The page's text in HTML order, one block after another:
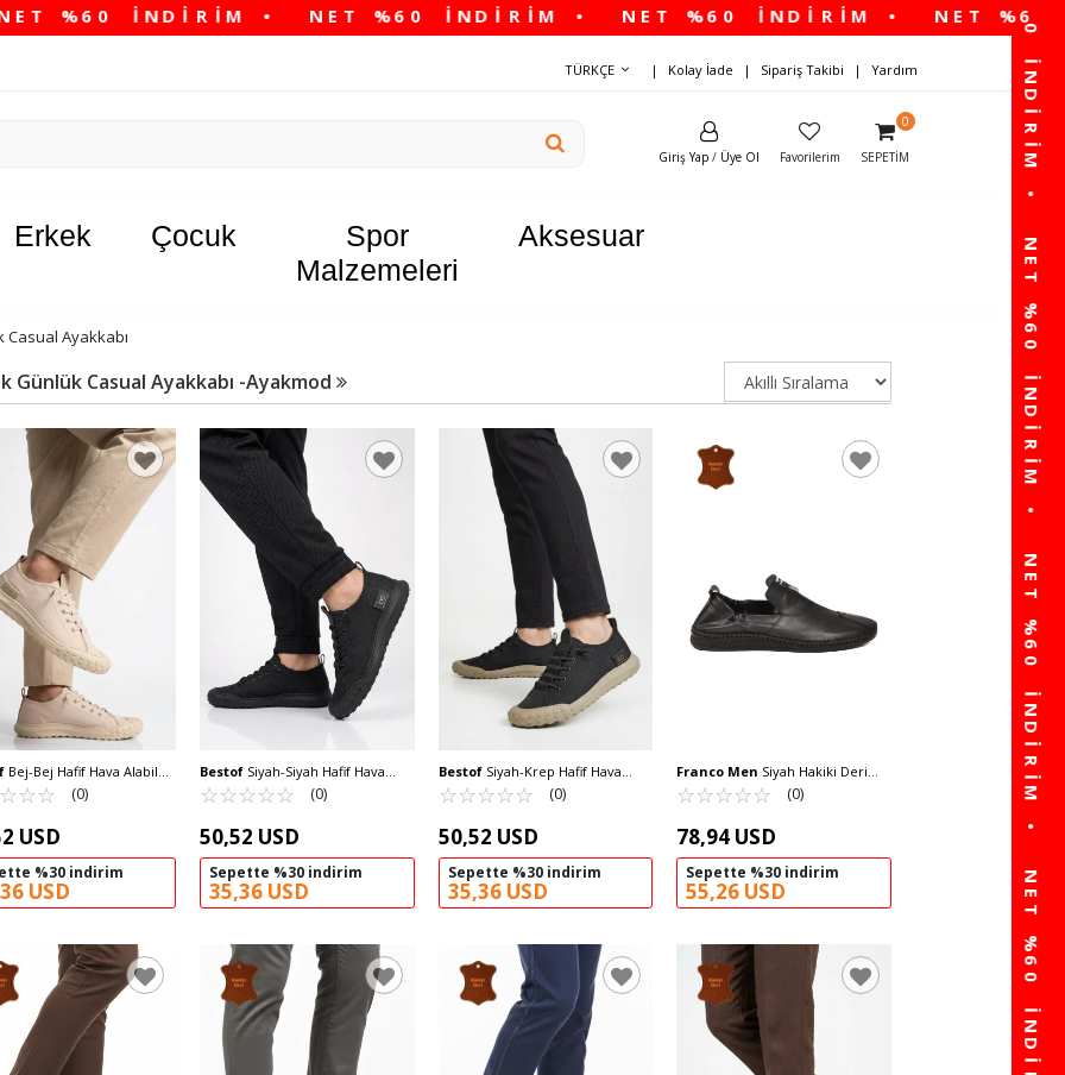
TÜRKÇE Kolay İade Sipariş Takibi Yardım
Giriş Yap / Üye Ol Favorilerim
0
SEPETIM
Erkek Çocuk
Spor
Malzemeleri
Aksesuar
Casual Ayakkabı
Günlük Casual Ayakkabı -Ayakmod
Bej-Bej Hafif Hava Alabilen
Günlük Ayakkabı
M
☆☆☆
★★★ (0)
USD
%30 indirim
USD
BestofSiyah-Siyah Hafif Hava
Alabilen Esnek Erkek Günlük
Ayakkabı BST-2065 M
☆☆☆☆☆
★★★★★ (0)
50,52 USD
Sepette %30 indirim
35,36 USD
BestofSiyah-Krep Hafif Hava
Alabilen Esnek Erkek Günlük
Ayakkabı BST-2065 M
☆☆☆☆☆
★★★★★ (0)
50,52 USD
Sepette %30 indirim
35,36 USD
Franco Men Siyah Hakiki Deri
Erkek Casual Ayakkabı 612 M
☆☆☆☆☆
★★★★★ (0)
78,94 USD
Sepette %30 indirim
55,26 USD